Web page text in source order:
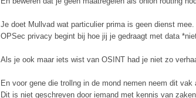
Je doet Mullvad wat particulier prima is geen dienst mee.
OPSec privacy begint bij hoe jij je gedraagt met data
Als je ook maar iets wist van OSINT had je niet zo
En voor gene die trollng in de mond nemen neem dit
Dit is niet geschreven door iemand met kennis van